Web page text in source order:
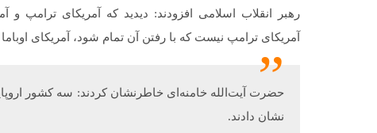
رهبر انقلاب اسلامی افزودند: دیدید که آمریکای
آمریکای ترامپ نیست که با رفتن آن تمام شود، آمریکای
حضرت آیت‌الله خامنه‌ای خاطرنشان کردند: سه کشور
نشان دادند.